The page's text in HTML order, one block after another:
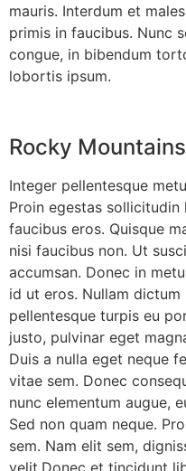
mauris. Interdum et
primis in faucibus. Nunc
congue, in bibendum
lobortis ipsum.
Rocky Mountains
Integer pellentesque
Proin egestas
faucibus eros. Quisque
nisi faucibus non. Ut
accumsan. Donec in
id ut eros. Nullam dictum
pellentesque turpis eu
justo, pulvinar eget
Duis a nulla eget neque
vitae sem. Donec
nunc elementum augue,
Sed non quam neque.
sem. Nam elit sem,